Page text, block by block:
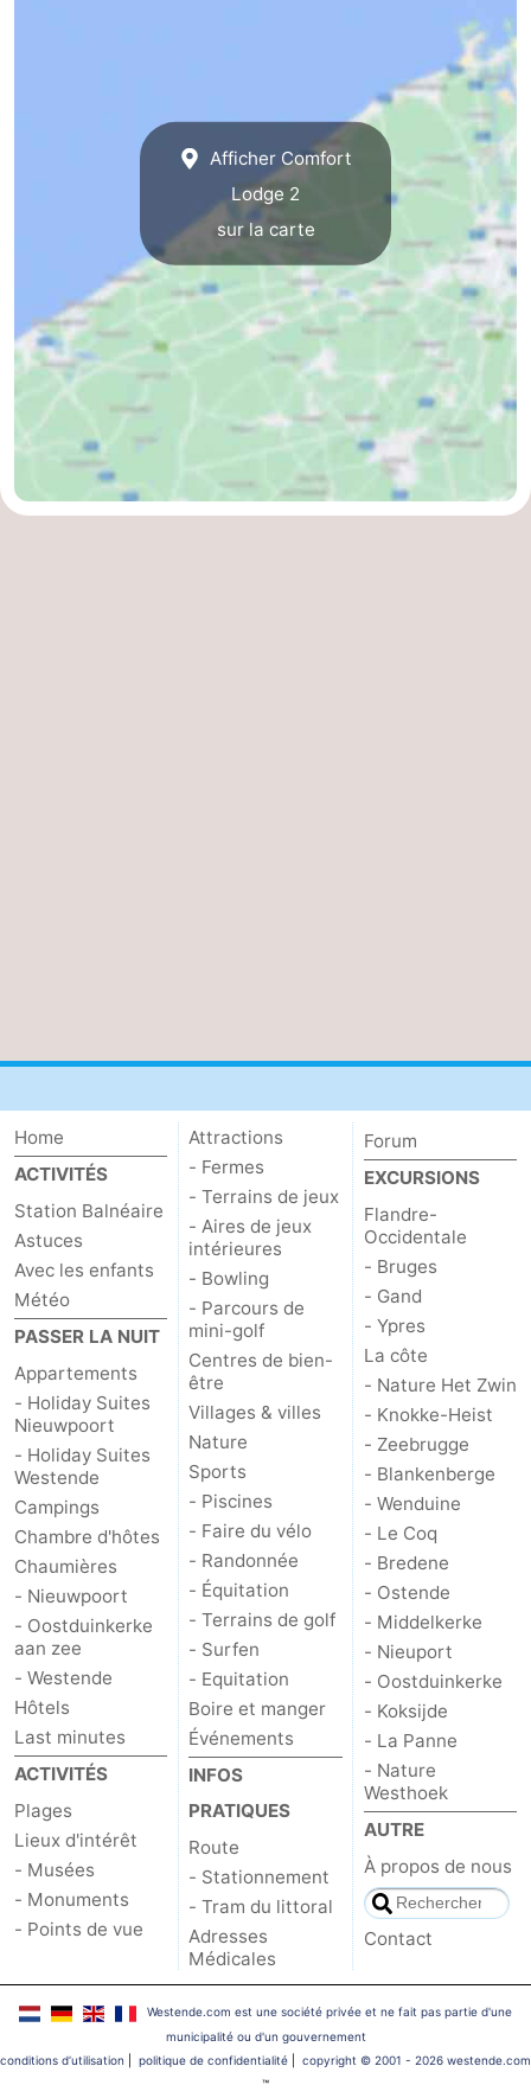
Afficher Comfort
Lodge 2
sur la carte
Home
ACTIVITÉS
Station Balnéaire
Astuces
Avec les enfants
Météo
PASSER LA NUIT
Appartements
- Holiday Suites
Nieuwpoort
- Holiday Suites
Westende
Campings
Chambre d'hôtes
Chaumières
- Nieuwpoort
- Oostduinkerke
aan zee
- Westende
Hôtels
Last minutes
ACTIVITÉS
Plages
Lieux d'intérêt
- Musées
- Monuments
- Points de vue
Attractions
- Fermes
- Terrains de jeux
- Aires de jeux
intérieures
- Bowling
- Parcours de
mini-golf
Centres de bien-
être
Villages & villes
Nature
Sports
- Piscines
- Faire du vélo
- Randonnée
- Équitation
- Terrains de golf
- Surfen
- Equitation
Boire et manger
Événements
INFOS
PRATIQUES
Route
- Stationnement
- Tram du littoral
Adresses
Médicales
Forum
EXCURSIONS
Flandre-
Occidentale
- Bruges
- Gand
- Ypres
La côte
- Nature Het Zwin
- Knokke-Heist
- Zeebrugge
- Blankenberge
- Wenduine
- Le Coq
- Bredene
- Ostende
- Middelkerke
- Nieuport
- Oostduinkerke
- Koksijde
- La Panne
- Nature
Westhoek
AUTRE
À propos de nous
Contact
Westende.com est une société privée et ne fait pas partie d'une
municipalité ou d'un gouvernement
conditions d‘utilisation
politique de confidentialité
copyright © 2001 - 2026 westende.com
™